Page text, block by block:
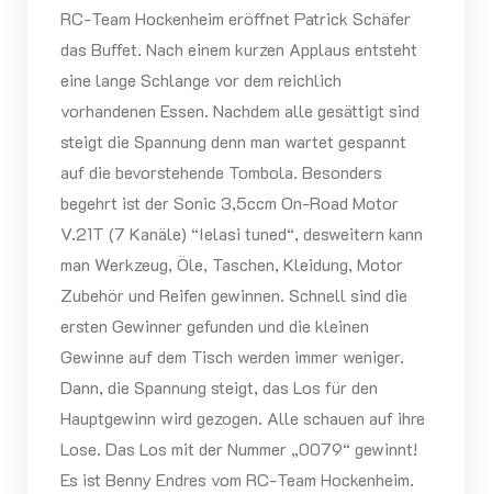
RC-Team Hockenheim eröffnet Patrick Schäfer
das Buffet. Nach einem kurzen Applaus entsteht
eine lange Schlange vor dem reichlich
vorhandenen Essen. Nachdem alle gesättigt sind
steigt die Spannung denn man wartet gespannt
auf die bevorstehende Tombola. Besonders
begehrt ist der Sonic 3,5ccm On-Road Motor
V.21T (7 Kanäle) “Ielasi tuned“, desweitern kann
man Werkzeug, Öle, Taschen, Kleidung, Motor
Zubehör und Reifen gewinnen. Schnell sind die
ersten Gewinner gefunden und die kleinen
Gewinne auf dem Tisch werden immer weniger.
Dann, die Spannung steigt, das Los für den
Hauptgewinn wird gezogen. Alle schauen auf ihre
Lose. Das Los mit der Nummer „0079“ gewinnt!
Es ist Benny Endres vom RC-Team Hockenheim.